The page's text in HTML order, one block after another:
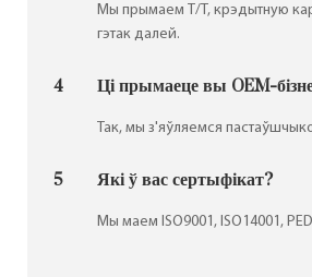
Мы прымаем T/T, крэдытную
гэтак далей.
4 Ці прымаеце вы OEM-
Так, мы з'яўляемся
5 Які ў вас сертыфікат?
Мы маем ISO9001, ISO14001,